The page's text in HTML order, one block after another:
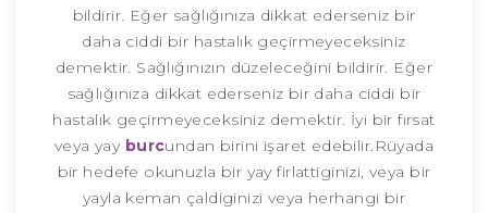
bildirir. Eğer sağlığınıza dikkat ederseniz bir
daha ciddi bir hastalık geçirmeyeceksiniz
demektir. Sağlığınızın düzeleceğini bildirir. Eğer
sağlığınıza dikkat ederseniz bir daha ciddi bir
hastalık geçirmeyeceksiniz demektir. İyi bir fırsat
veya yay burcundan birini işaret edebilir.Rüyada
bir hedefe okunuzla bir yay firlattiginizi, veya bir
yayla keman çaldiginizi veya herhangi bir